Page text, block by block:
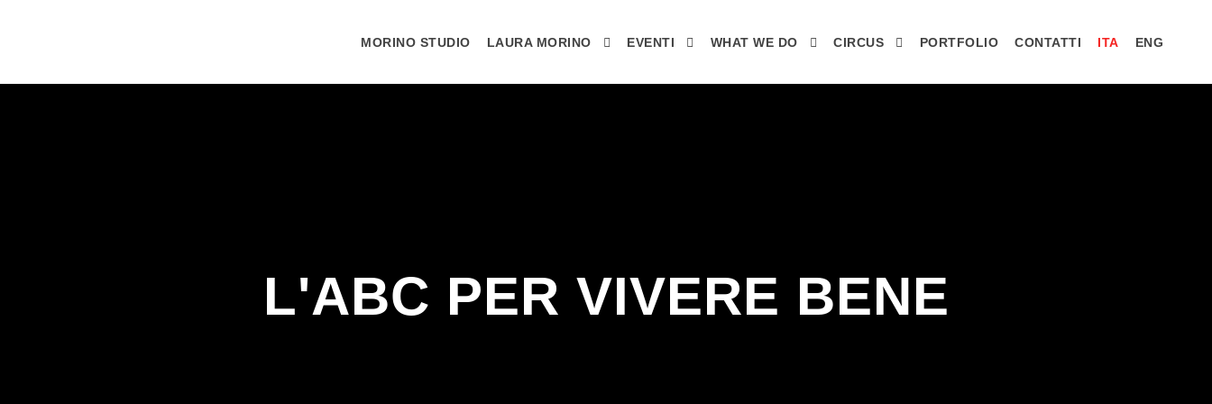
MORINO STUDIO LAURA MORINO EVENTI WHAT WE DO CIRCUS PORTFOLIO CONTATTI ITA ENG
L'ABC PER VIVERE BENE